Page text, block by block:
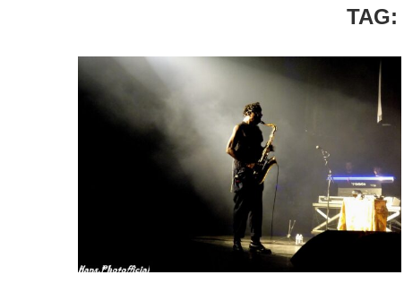
TAG: